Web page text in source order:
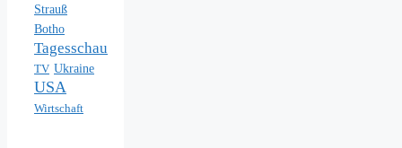
Strauß
Botho
Tagesschau
TV Ukraine
USA
Wirtschaft